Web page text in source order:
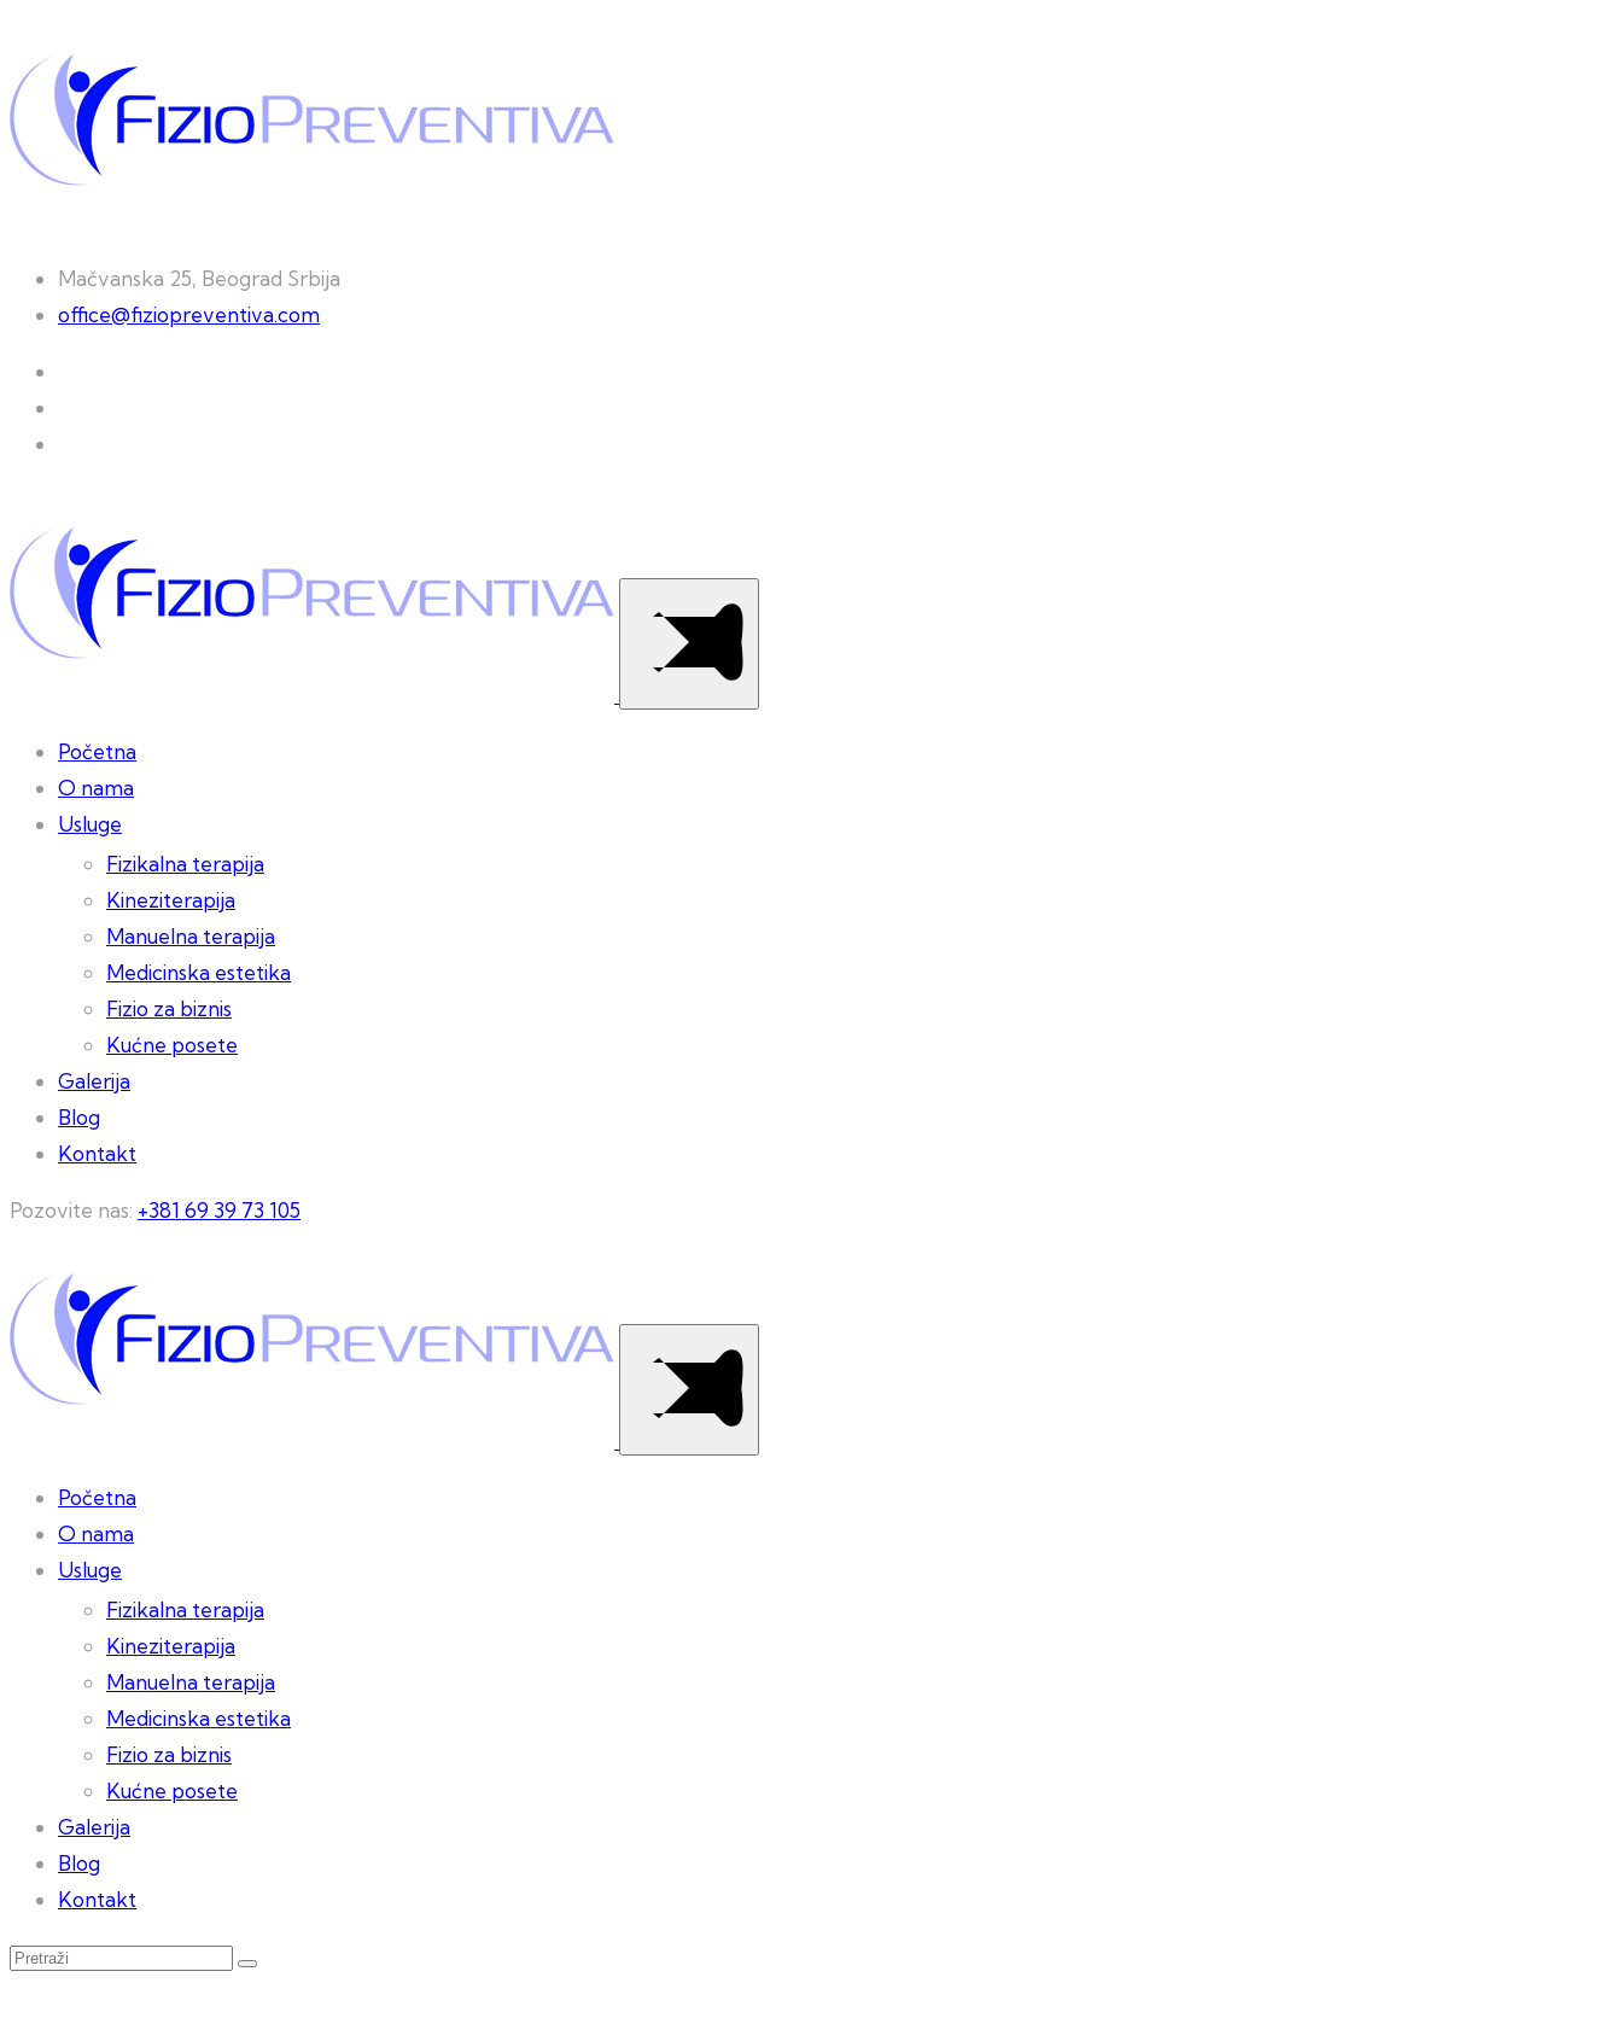
Mačvanska 25, Beograd Srbija
office@fiziopreventiva.com
Početna
O nama
Usluge
Fizikalna terapija
Kineziterapija
Manuelna terapija
Medicinska estetika
Fizio za biznis
Kućne posete
Galerija
Blog
Kontakt
Pozovite nas: +381 69 39 73 105
Početna
O nama
Usluge
Fizikalna terapija
Kineziterapija
Manuelna terapija
Medicinska estetika
Fizio za biznis
Kućne posete
Galerija
Blog
Kontakt